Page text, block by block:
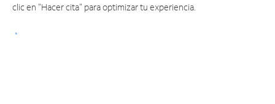
clic en "Hacer cita" para optimizar tu experiencia.